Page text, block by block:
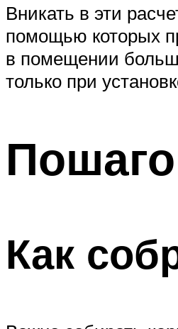
Вникать в эти
помощью которых
в помещении
только при
Как